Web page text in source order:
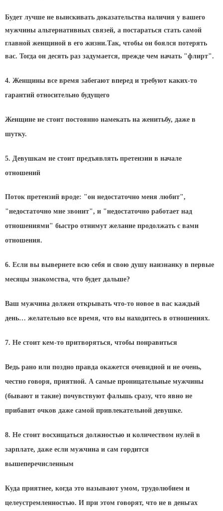
Будет лучше не выискивать доказательства наличия у вашего
мужчины альтернативных связей, а постараться стать самой
главной женщиной в его жизни.Так, чтобы он боялся потерять
вас. Тогда он десять раз задумается, прежде чем начать "флирт".
4. Женщины все время забегают вперед и требуют каких-то
гарантий относительно будущего
Женщине не стоит постоянно намекать на женитьбу, даже в
шутку.
5. Девушкам не стоит предъявлять претензии в начале
отношений
Поток претензий вроде: "он недостаточно меня любит",
"недостаточно мне звонит", и "недостаточно работает над
отношениями" быстро отнимут желание продолжать с вами
отношения.
6. Если вы вывернете всю себя и свою душу наизнанку в первые
месяцы знакомства, что будет дальше?
Ваш мужчина должен открывать что-то новое в вас каждый
день… желательно все время, что вы находитесь в отношениях.
7. Не стоит кем-то притворяться, чтобы понравиться
Ведь рано или поздно правда окажется очевидной и не очень,
честно говоря, приятной. А самые проницательные мужчины
(бывают и такие) почувствуют фальшь сразу, что явно не
прибавит очков даже самой привлекательной девушке.
8. Не стоит восхищаться должностью и количеством нулей в
зарплате, даже если мужчина и сам гордится
вышеперечисленным
Куда приятнее, когда это называют умом, трудолюбием и
целеустремленностью. И при этом говорят, что не в деньгах